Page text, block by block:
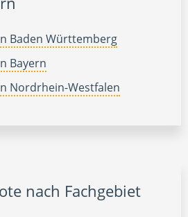
Baden Württemberg
Bayern
Nordrhein-Westfalen
nach Fachgebiet